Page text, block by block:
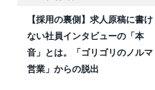
【採用の裏側】求人原稿に書け
ない社員インタビューの「本
音」とは。「ゴリゴリのノルマ
営業」からの脱出